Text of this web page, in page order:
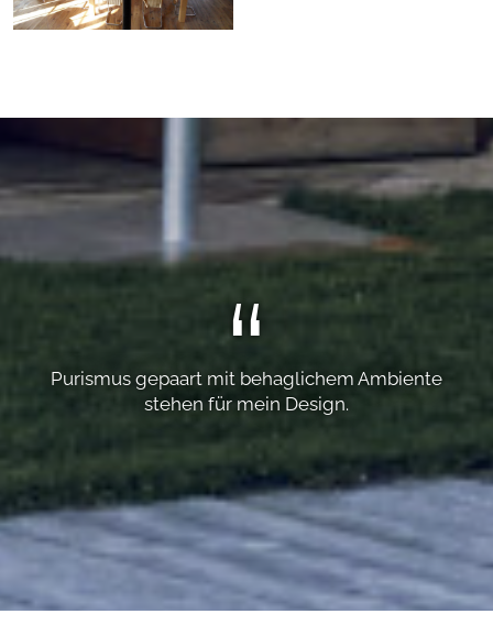
Purismus gepaart mit behaglichem Ambiente
stehen für mein Design.